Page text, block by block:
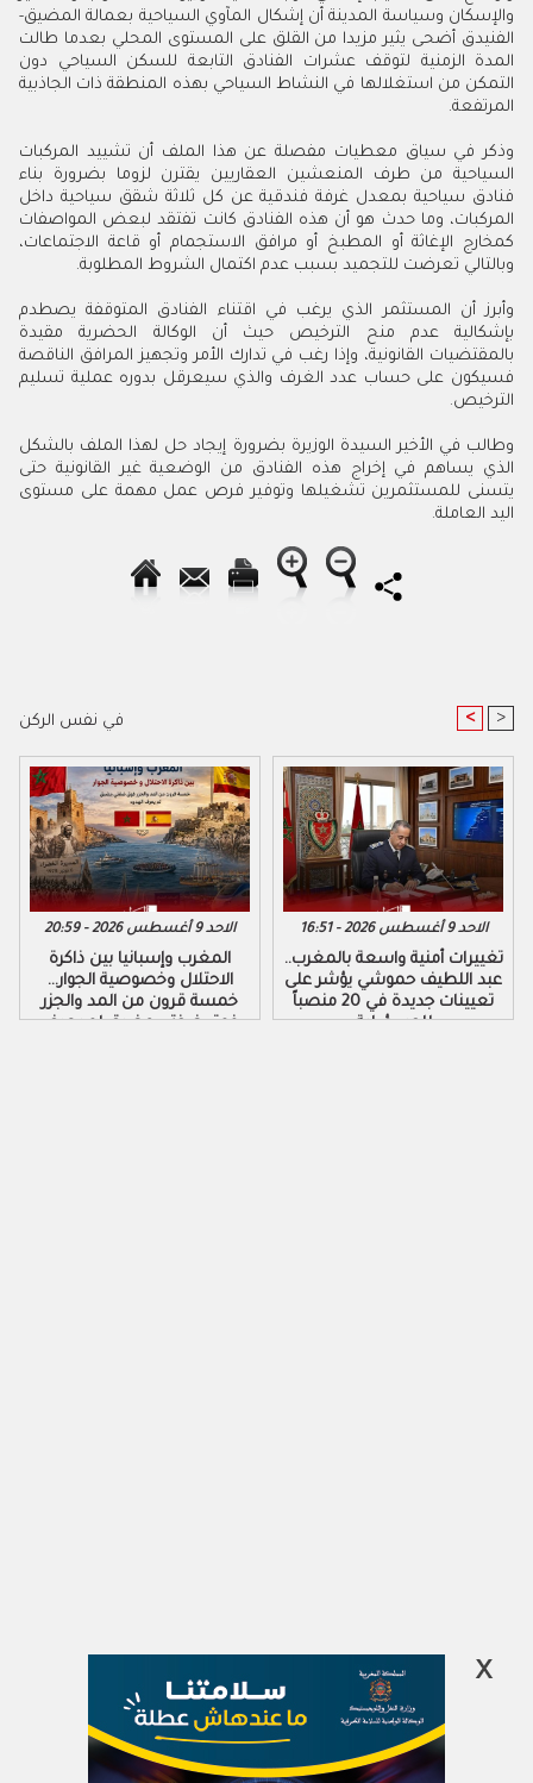
والإسكان وسياسة المدينة أن إشكال المآوي السياحية بعمالة المضيق-
الفنيدق أضحى يثير مزيدا من القلق على المستوى المحلي بعدما طالت
المدة الزمنية لتوقف عشرات الفنادق التابعة للسكن السياحي دون
التمكن من استغلالها في النشاط السياحي بهذه المنطقة ذات الجاذبية
المرتفعة.
وذكر في سياق معطيات مفصلة عن هذا الملف أن تشييد المركبات
السياحية من طرف المنعشين العقاريين يقترن لزوما بضرورة بناء
فنادق سياحية بمعدل غرفة فندقية عن كل ثلاثة شقق سياحية داخل
المركبات، وما حدث هو أن هذه الفنادق كانت تفتقد لبعض المواصفات
كمخارج الإغاثة أو المطبخ أو مرافق الاستجمام أو قاعة الاجتماعات،
وبالتالي تعرضت للتجميد بسبب عدم اكتمال الشروط المطلوبة.
وأبرز أن المستثمر الذي يرغب في اقتناء الفنادق المتوقفة يصطدم
بإشكالية عدم منح الترخيص حيث أن الوكالة الحضرية مقيدة
بالمقتضيات القانونية، وإذا رغب في تدارك الأمر وتجهيز المرافق الناقصة
فسيكون على حساب عدد الغرف والذي سيعرقل بدوره عملية تسليم
الترخيص.
وطالب في الأخير السيدة الوزيرة بضرورة إيجاد حل لهذا الملف بالشكل
الذي يساهم في إخراج هذه الفنادق من الوضعية غير القانونية حتى
يتسنى للمستثمرين تشغيلها وتوفير فرص عمل مهمة على مستوى
اليد العاملة.
في نفس الركن < >
الاحد 9 أغسطس 2026 - 20:59
المغرب وإسبانيا بين ذاكرة
الاحتلال وخصوصية الجوار…
خمسة قرون من المد والجزر
فوق ضفتي مضيق لم يعرف
الاحد 9 أغسطس 2026 - 16:51
تغييرات أمنية واسعة بالمغرب..
عبد اللطيف حموشي يؤشر على
تعيينات جديدة في 20 منصباً
للمسؤولية